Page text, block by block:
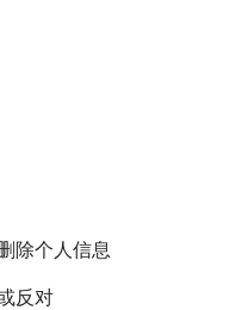
除个人信息
反对